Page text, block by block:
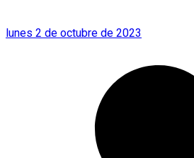
lunes 2 de octubre de 2023